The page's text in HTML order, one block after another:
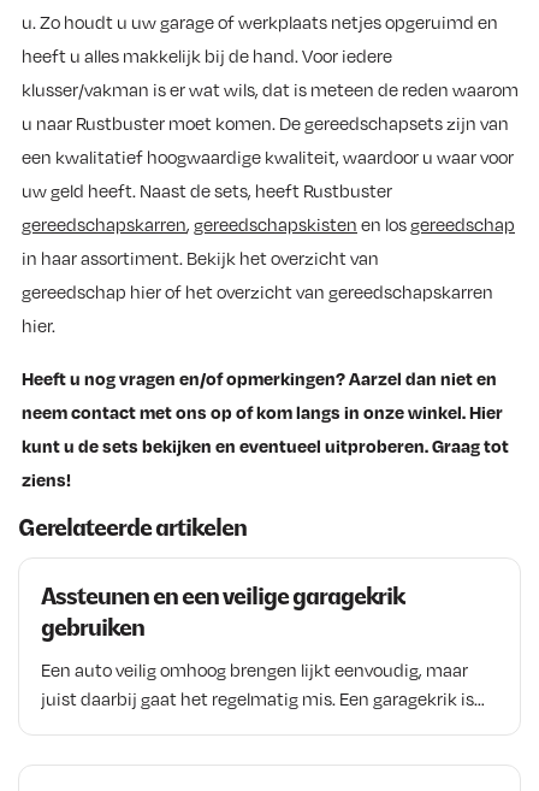
Gerelateerde artikelen
Assteunen en een veilige garagekrik
gebruiken
Een auto veilig omhoog brengen lijkt eenvoudig, maar
juist daarbij gaat het regelmatig mis. Een garagekrik is
u. Zo houdt u uw garage of werkplaats netjes opgeruimd en
heeft u alles makkelijk bij de hand. Voor iedere
klusser/vakman is er wat wils, dat is meteen de reden waarom
u naar Rustbuster moet komen. De gereedschapsets zijn van
een kwalitatief hoogwaardige kwaliteit, waardoor u waar voor
uw geld heeft. Naast de sets, heeft Rustbuster
gereedschapskarren, gereedschapskisten en losgereedschap
in haar assortiment. Bekijk het overzicht van
gereedschap hier of het overzicht van gereedschapskarren
hier.
Heeft u nog vragen en/of opmerkingen? Aarzel dan niet en
neem contact met ons op of kom langs in onze winkel. Hier
kunt u de sets bekijken en eventueel uitproberen. Graag tot
ziens!